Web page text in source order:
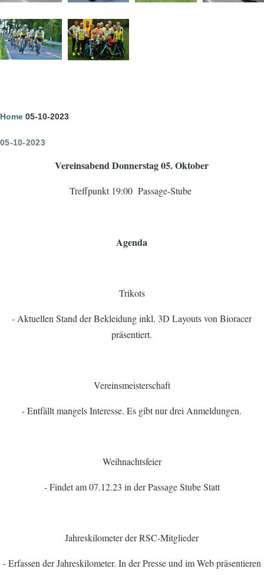
Image Image
Pfadnavigation
Home 05-10-2023
05-10-2023
Vereinsabend Donnerstag 05. Oktober
Treffpunkt 19:00 Passage-Stube
Agenda
Trikots
- Aktuellen Stand der Bekleidung inkl. 3D Layouts von Bioracer
präsentiert.
Vereinsmeisterschaft
- Entfällt mangels Interesse. Es gibt nur drei Anmeldungen.
Weihnachtsfeier
- Findet am 07.12.23 in der Passage Stube Statt
Jahreskilometer der RSC-Mitglieder
- Erfassen der Jahreskilometer. In der Presse und im Web präsentieren